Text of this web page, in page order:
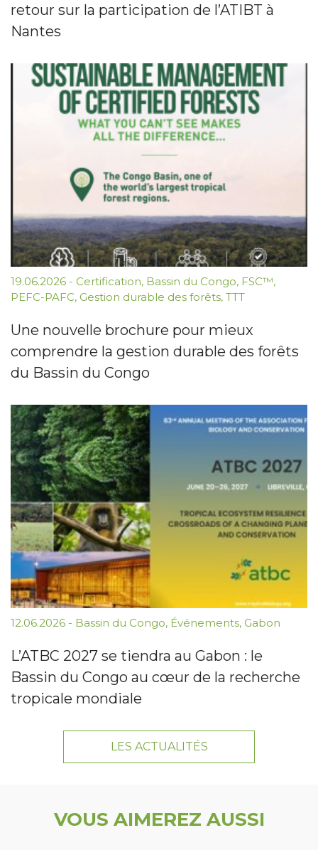
retour sur la participation de l’ATIBT à
Nantes
19.06.2026 - Certification, Bassin du Congo, FSC™,
PEFC-PAFC, Gestion durable des forêts, TTT
Une nouvelle brochure pour mieux
comprendre la gestion durable des forêts
du Bassin du Congo
12.06.2026 - Bassin du Congo, Événements, Gabon
L’ATBC 2027 se tiendra au Gabon : le
Bassin du Congo au cœur de la recherche
tropicale mondiale
LES ACTUALITÉS
VOUS AIMEREZ AUSSI